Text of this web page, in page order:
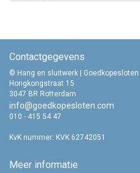
Contactgegevens
© Hang en sluitwerk | Goedkopesloten
Hongkongstraat 15
3047 BR Rotterdam
info@goedkopesloten.com
010 - 415 54 47
KvK nummer: KVK 62742051
Meer informatie